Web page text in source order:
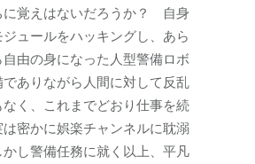
に覚えはないだろうか？ 自身
ュールをハッキングし、あら
由の身になった人型警備ロボ
でありながら人間に対して反乱
なく、これまでどおり仕事を続
密かに娯楽チャンネルに耽溺
かし警備任務に就く以上、平凡